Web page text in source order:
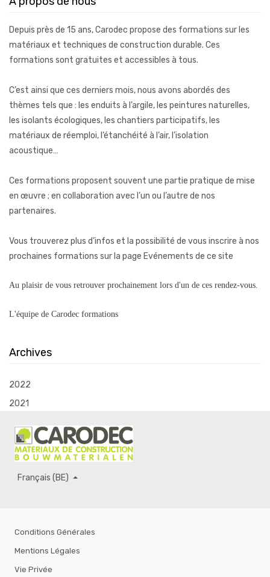
Depuis près de 15 ans, Carodec propose des formations sur les
matériaux et techniques de construction durable. Ces
formations sont gratuites et accessibles à tous.
C’est ainsi que ces derniers mois, nous avons abordés des
thèmes tels que : les enduits à l’argile, les peintures naturelles,
les isolants écologiques, les chantiers participatifs, les
matériaux de réemploi, l’étanchéité à l’air, l’isolation
acoustique…
Ces formations proposent souvent une partie pratique de mise
en œuvre ; en collaboration avec l’un ou l’autre de nos
partenaires.
Vous trouverez plus d’infos et la possibilité de vous inscrire à nos
prochaines formations sur la page Evénements de ce site
Au plaisir de vous retrouver prochainement lors d'un de ces rendez-vous.
L'équipe de Carodec formations
Archives
2022
2021
Français (BE)
Conditions Générales
Mentions Légales
Vie Privée